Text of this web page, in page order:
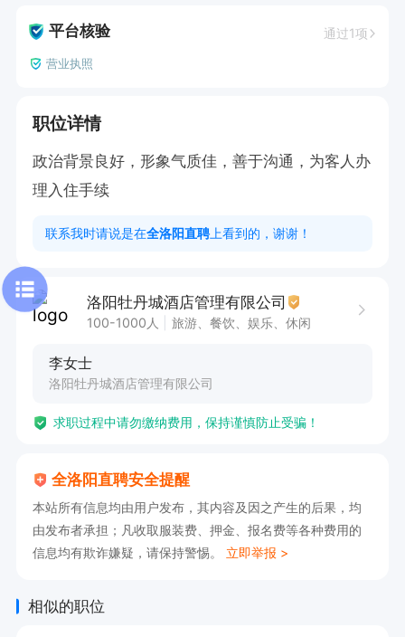
平台核验 通过1项
营业执照
职位详情
政治背景良好，形象气质佳，善于沟通，为客人办
理入住手续
联系我时请说是在全洛阳直聘 上看到的，谢谢！
洛阳牡丹城酒店管理有限公司
100-1000人 旅游、餐饮、娱乐、休闲
李女士
洛阳牡丹城酒店管理有限公司
求职过程中请勿缴纳费用，保持谨慎防止受骗！
全洛阳直聘安全提醒
本站所有信息均由用户发布，其内容及因之产生的后果，均
由发布者承担；凡收取服装费、押金、报名费等各种费用的
信息均有欺诈嫌疑，请保持警惕。 立即举报 >
相似的职位